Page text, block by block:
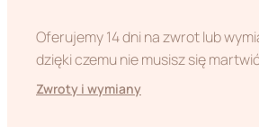
Oferujemy 14 dni na zwrot lub
dzięki czemu nie musisz się
Zwroty i wymiany